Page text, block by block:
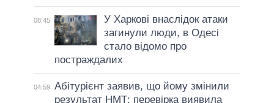
08:45
У Харкові внаслідок атаки
загинули люди, в Одесі
стало відомо про
постраждалих
04:59 Абітурієнт заявив, що йому змінили
результат НМТ: перевірка виявила